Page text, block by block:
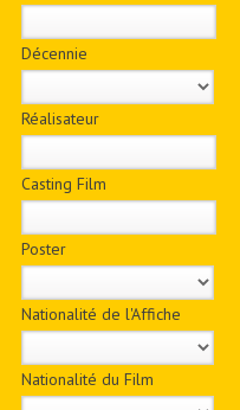
Décennie
Réalisateur
Casting Film
Poster
Nationalité de l'Affiche
Nationalité du Film